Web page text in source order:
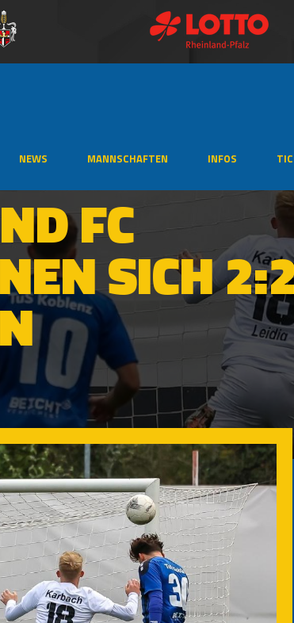
NEWS MANNSCHAFTEN INFOS
FC
SICH